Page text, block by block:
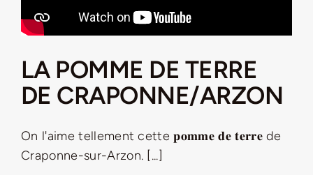
LA POMME DE TERRE
DE CRAPONNE/ARZON
On l'aime tellement cette 𝐩𝐨𝐦𝐦𝐞 𝐝𝐞 𝐭𝐞𝐫𝐫𝐞 de
Craponne-sur-Arzon. [...]